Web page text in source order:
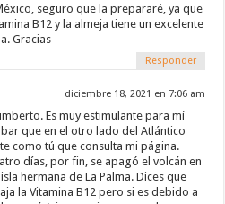
seguro que la prepararé, ya que
B12 y la almeja tiene un excelente
Gracias
Responder
diciembre 18, 2021 en 7:06 am
Es muy estimulante para mí
que en el otro lado del Atlántico
como tú que consulta mi página.
días, por fin, se apagó el volcán en
hermana de La Palma. Dices que
la Vitamina B12 pero si es debido a